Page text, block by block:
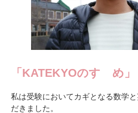
「KATEKYOのすゝめ
私は受験においてカギとなる数学
だきました。